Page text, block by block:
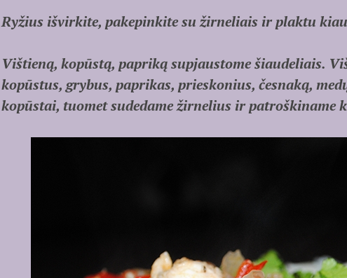
Ryžius išvirkite, pakepinkite su žirneliais ir plaktu
Vištieną, kopūstą, papriką supjaustome šiaudeliais.
kopūstus, grybus, paprikas, prieskonius, česnaką,
kopūstai, tuomet sudedame žirnelius ir patroškiname